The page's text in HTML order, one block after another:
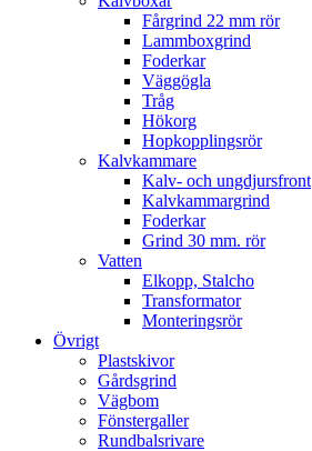
Fårgrind 22 mm rör
Lammboxgrind
Foderkar
Väggögla
Tråg
Hökorg
Hopkopplingsrör
Kalvkammare
Kalv- och ungdjursfront
Kalvkammargrind
Foderkar
Grind 30 mm. rör
Vatten
Elkopp, Stalcho
Transformator
Monteringsrör
Övrigt
Plastskivor
Gårdsgrind
Vägbom
Fönstergaller
Rundbalsrivare